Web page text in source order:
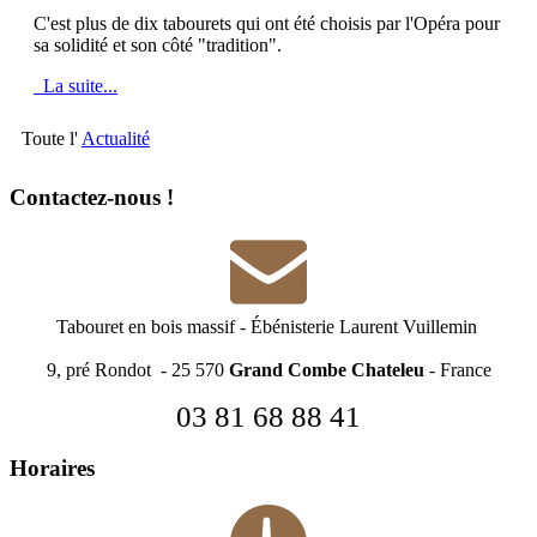
C'est plus de dix tabourets qui ont été choisis par l'Opéra pour
sa solidité et son côté "tradition".
La suite...
Toute l' Actualité
Contactez-nous !
Tabouret en bois massif- Ébénisterie Laurent Vuillemin
9, pré Rondot - 25 570 Grand Combe Chateleu - France
03 81 68 88 41
Horaires